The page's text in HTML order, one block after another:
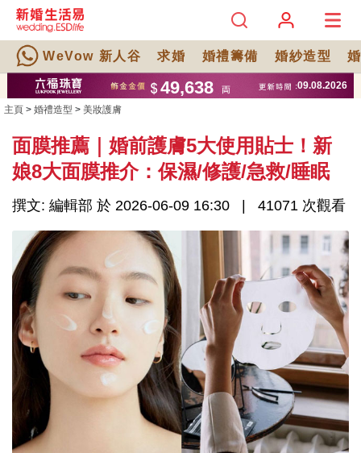
WeVow 新人谷 求婚 婚禮籌備 婚紗造型
主頁 > 婚禮造型 > 美妝護膚
面膜推薦｜婚前護膚5大使用貼士！新
娘8大面膜推介：保濕/修護/急救/睡眠
撰文: 編輯部 於 2026-06-09 16:30 41071 次觀看